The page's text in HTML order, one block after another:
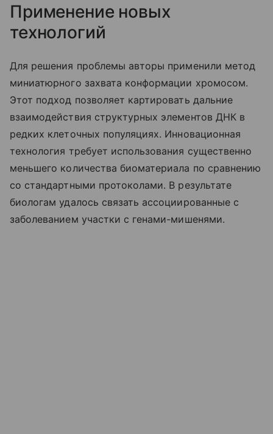
Применение новых
технологий
Для решения проблемы авторы применили метод
миниатюрного захвата конформации хромосом.
Этот подход позволяет картировать дальние
взаимодействия структурных элементов ДНК в
редких клеточных популяциях. Инновационная
технология требует использования существенно
меньшего количества биоматериала по сравнению
со стандартными протоколами. В результате
биологам удалось связать ассоциированные с
заболеванием участки с генами-мишенями.